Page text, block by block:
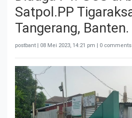
Satpol.PP
Tangerang, Banten.
postbant | 08 Mei 2023, 14:21 pm | 0